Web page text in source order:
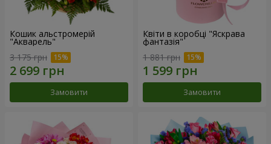
Кошик альстромерій
"Акварель"
3 175 грн
Замовити
Квіти в коробці "Яскрава
фантазія"
1 881 грн
Замовити